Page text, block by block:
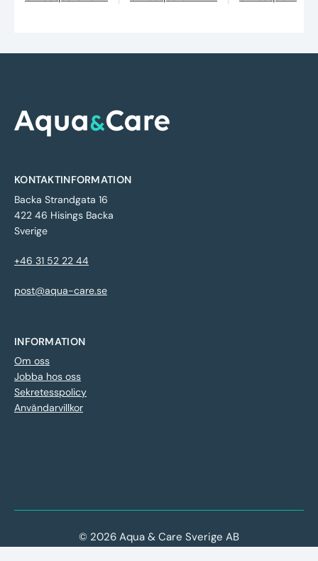
KONTAKTINFORMATION
Backa Strandgata 16
422 46 Hisings Backa
Sverige
+46 31 52 22 44
post@aqua-care.se
INFORMATION
Om oss
Jobba hos oss
Sekretesspolicy
Användarvillkor
© 2026 Aqua & Care Sverige AB